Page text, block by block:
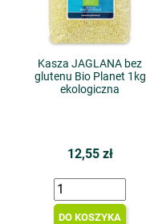
Kasza JAGLANA bez
glutenu Bio Planet 1kg
ekologiczna
12,55 zł
DO KOSZYKA